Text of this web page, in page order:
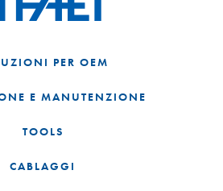
PER OEM
E MANUTENZIONE
TOOLS
CABLAGGI